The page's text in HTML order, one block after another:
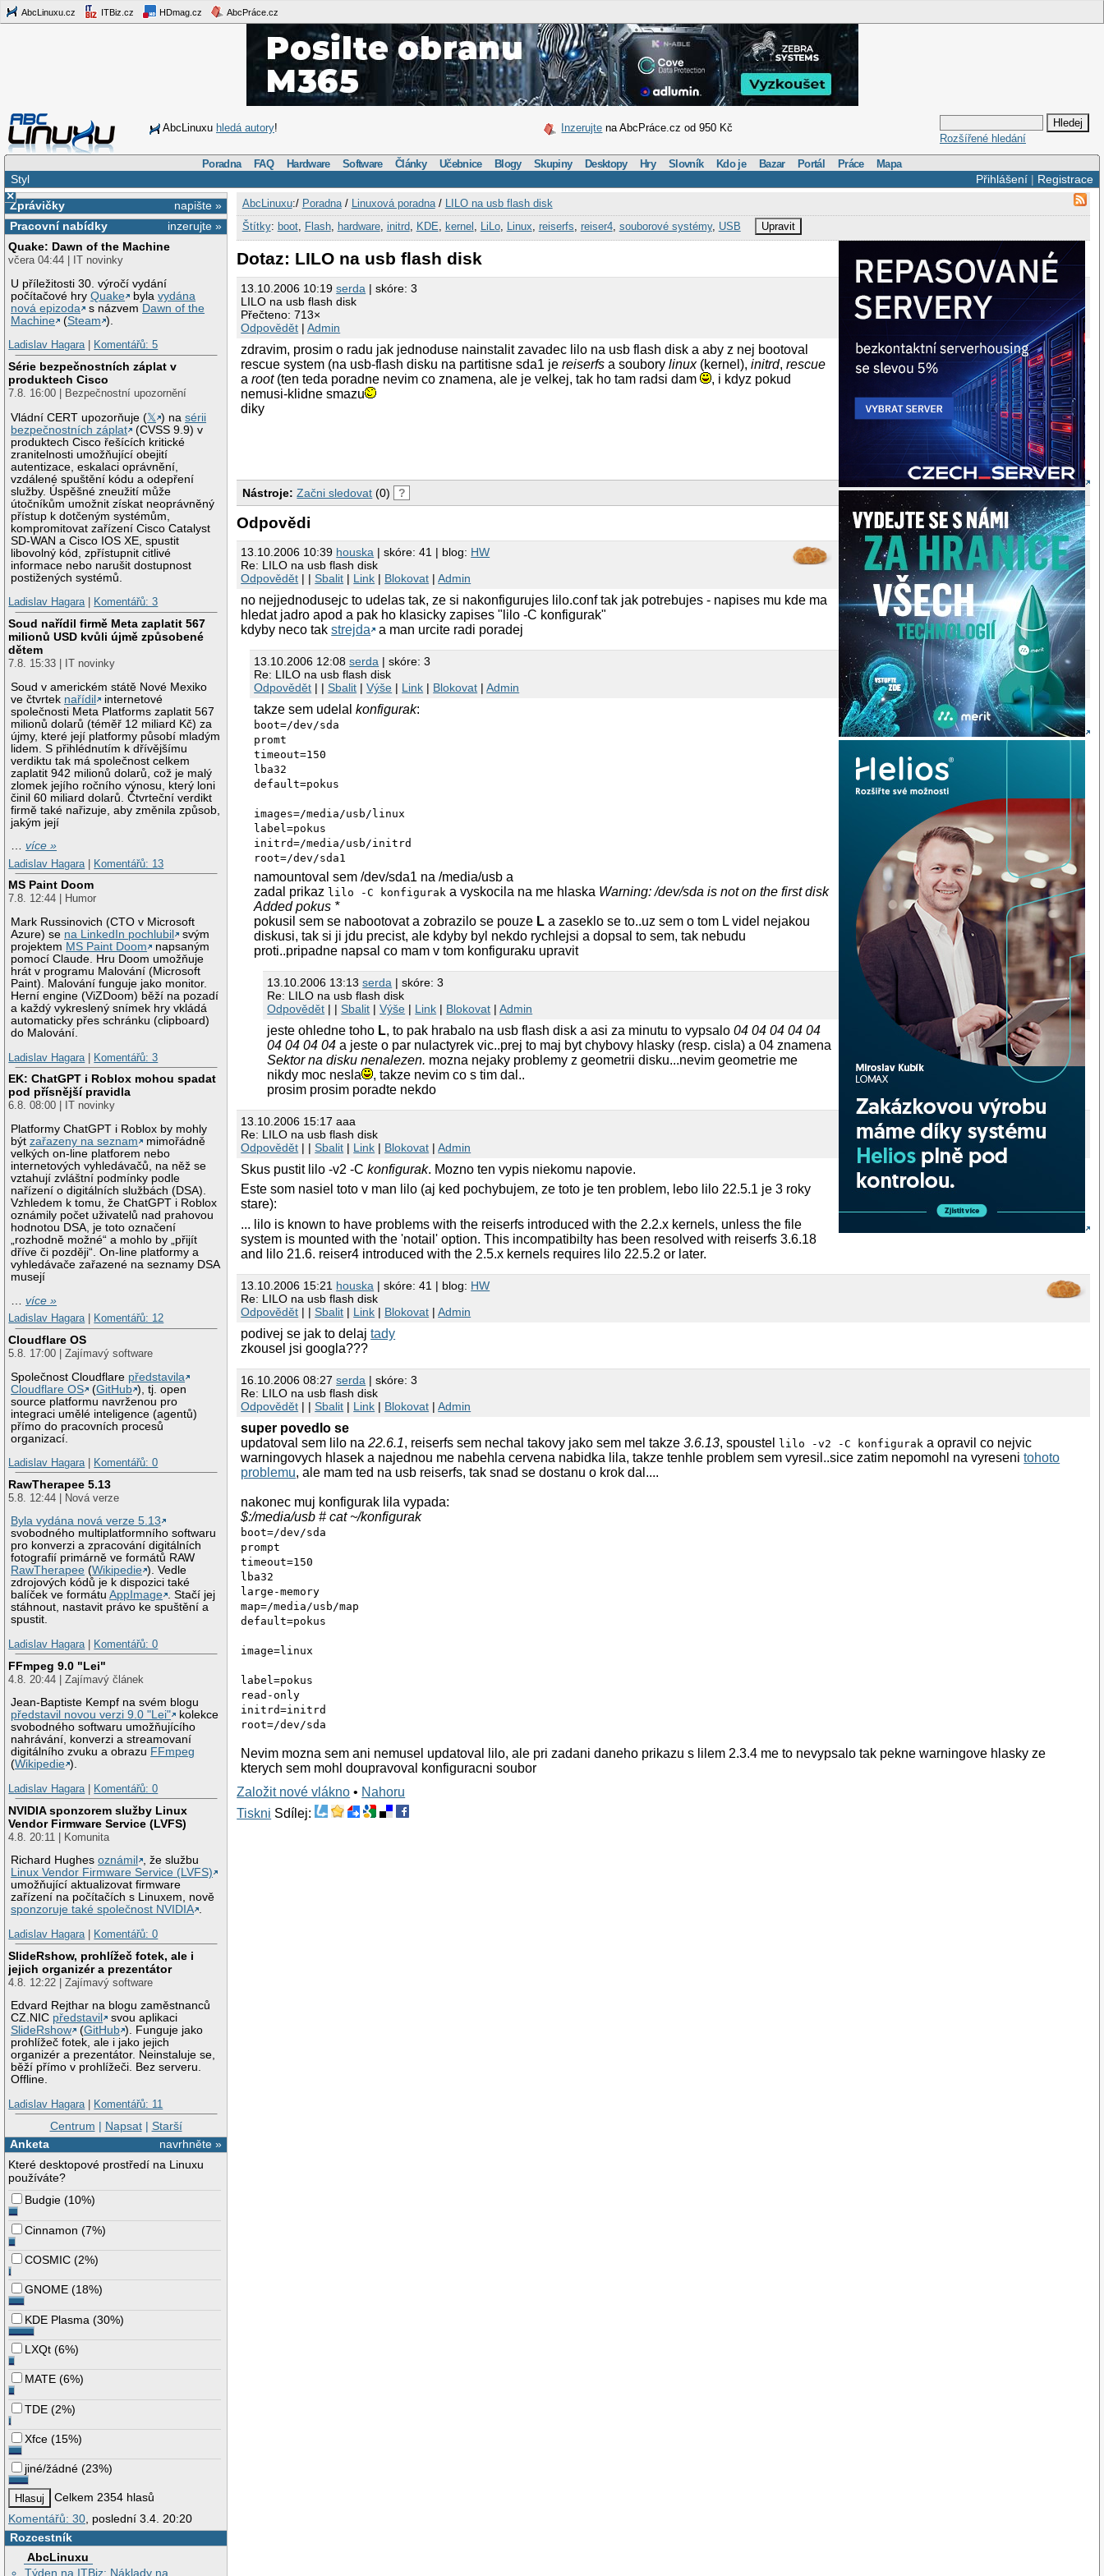
AbcLinuxu.cz ITBiz.cz HDmag.cz AbcPráce.cz
AbcLinuxu hledá autory! Inzerujte na AbcPráce.cz od 950 Kč
Rozšířené hledání
Poradna FAQ Hardware Software Články Učebnice Blogy Skupiny Desktopy Hry Slovník Kdo je Bazar Portál Práce Mapa
Přihlášení| Registrace
Styl
×
napište »
Zprávičky
inzerujte »
Pracovní nabídky
Quake: Dawn of the Machine
včera 04:44 | IT novinky
U příležitosti 30. výročí vydání
počítačové hryQuake bylavydána
nová epizoda
s názvem Dawn of the
Machine
(Steam ).
Ladislav Hagara| Komentářů: 5
Série bezpečnostních záplat v
produktech Cisco
7.8. 16:00 | Bezpečnostní upozornění
Vládní CERT upozorňuje (𝕏 ) nasérii
bezpečnostních záplat
(CVSS 9.9) v
produktech Cisco řešících kritické
zranitelnosti umožňující obejití
autentizace, eskalaci oprávnění,
vzdálené spuštění kódu a odepření
služby. Úspěšné zneužití může
útočníkům umožnit získat neoprávněný
přístup k dotčeným systémům,
kompromitovat zařízení Cisco Catalyst
SD-WAN a Cisco IOS XE, spustit
libovolný kód, zpřístupnit citlivé
informace nebo narušit dostupnost
postižených systémů.
Ladislav Hagara| Komentářů: 3
Soud nařídil firmě Meta zaplatit 567
milionů USD kvůli újmě způsobené
dětem
7.8. 15:33 | IT novinky
Soud v americkém státě Nové Mexiko
ve čtvrtek nařídil
internetové
společnosti Meta Platforms zaplatit 567
milionů dolarů (téměř 12 miliard Kč) za
újmy, které její platformy působí mladým
lidem. S přihlédnutím k dřívějšímu
verdiktu tak má společnost celkem
zaplatit 942 milionů dolarů, což je malý
zlomek jejího ročního výnosu, který loni
činil 60 miliard dolarů. Čtvrteční verdikt
firmě také nařizuje, aby změnila způsob,
jakým její
…více »
Ladislav Hagara
Komentářů: 13
MS Paint Doom
7.8. 12:44 | Humor
Mark Russinovich (CTO v Microsoft
Azure) se na LinkedIn pochlubil
svým
projektem MS Paint Doom
napsaným
pomocí Claude. Hru Doom umožňuje
hrát v programu Malování (Microsoft
Paint). Malování funguje jako monitor.
Herní engine (ViZDoom) běží na pozadí
a každý vykreslený snímek hry vkládá
automaticky přes schránku (clipboard)
do Malování.
Ladislav Hagara
Komentářů: 3
EK: ChatGPT i Roblox mohou spadat
pod přísnější pravidla
6.8. 08:00 | IT novinky
Platformy ChatGPT i Roblox by mohly
býtzařazeny na seznam
mimořádně
velkých on-line platforem nebo
internetových vyhledávačů, na něž se
vztahují zvláštní podmínky podle
nařízení o digitálních službách (DSA).
Vzhledem k tomu, že ChatGPT i Roblox
oznámily počet uživatelů nad prahovou
hodnotou DSA, je toto označení
„rozhodně možné“ a mohlo by „přijít
dříve či později“. On-line platformy a
vyhledávače zařazené na seznamy DSA
musejí
…více »
Ladislav Hagara| Komentářů: 12
Cloudflare OS
5.8. 17:00 | Zajímavý software
Společnost Cloudflare představila
Cloudflare OS
(GitHub ), tj. open
source platformu navrženou pro
integraci umělé inteligence (agentů)
přímo do pracovních procesů
organizací.
Ladislav Hagara| Komentářů: 0
RawTherapee 5.13
5.8. 12:44 | Nová verze
Byla vydána nová verze 5.13
svobodného multiplatformního softwaru
pro konverzi a zpracování digitálních
fotografií primárně ve formátů RAW
RawTherapee (Wikipedie ). Vedle
zdrojových kódů je k dispozici také
balíček ve formátuAppImage . Stačí jej
stáhnout, nastavit právo ke spuštění a
spustit.
Ladislav Hagara| Komentářů: 0
FFmpeg 9.0 "Lei"
4.8. 20:44 | Zajímavý článek
Jean-Baptiste Kempf na svém blogu
představil novou verzi 9.0 "Lei"
kolekce
svobodného softwaru umožňujícího
nahrávání, konverzi a streamovaní
digitálního zvuku a obrazu FFmpeg
(Wikipedie ).
Ladislav Hagara| Komentářů: 0
NVIDIA sponzorem služby Linux
Vendor Firmware Service (LVFS)
4.8. 20:11 | Komunita
Richard Hughesoznámil
, že službu
Linux Vendor Firmware Service (LVFS)
umožňující aktualizovat firmware
zařízení na počítačích s Linuxem, nově
sponzoruje také společnost NVIDIA .
Ladislav Hagara| Komentářů: 0
SlideRshow, prohlížeč fotek, ale i
jejich organizér a prezentátor
4.8. 12:22 | Zajímavý software
Edvard Rejthar na blogu zaměstnanců
CZ.NIC představil
svou aplikaci
SlideRshow
(GitHub ). Funguje jako
prohlížeč fotek, ale i jako jejich
organizér a prezentátor. Neinstaluje se,
běží přímo v prohlížeči. Bez serveru.
Offline.
Ladislav Hagara| Komentářů: 11
Centrum | Napsat| Starší
navrhněte »
Anketa
Které desktopové prostředí na Linuxu
používáte?
Budgie (10%)
Cinnamon (7%)
COSMIC (2%)
GNOME (18%)
KDE Plasma (30%)
LXQt (6%)
MATE (6%)
TDE (2%)
Xfce (15%)
jiné/žádné (23%)
Celkem 2354 hlasů
Komentářů: 30 , poslední 3.4. 20:20
Rozcestník
AbcLinuxu
Týden na ITBiz: Náklady na
AbcLinuxu:/ Poradna/ Linuxová poradna/ LILO na usb flash disk
Štítky: boot, Flash, hardware, initrd, KDE kernel LiLo, Linux reiserfs reiser4, souborové systémy, USB Upravit
Dotaz: LILO na usb flash disk
13.10.2006 10:19serda | skóre: 3
LILO na usb flash disk
Přečteno: 713×
Odpovědět |Admin
zdravim, prosim o radu jak jednoduse nainstalit zavadec lilo na usb flash disk a aby z nej bootoval
rescue system (na usb-flash disku na partitisne sda1 jereiserfs a souborylinux(kernel),initrd,rescue
aroot (ten teda poradne nevim co znamena, ale je velkej, tak ho tam radsi dam
, i kdyz pokud
nemusi-klidne smazu
diky
Nástroje: Začni sledovat (0) ?
Odpovědi
13.10.2006 10:39 houska | skóre: 41 | blog: HW
Re: LILO na usb flash disk
Odpovědět | |Sbalit | Link | Blokovat |Admin
no nejjednodusejc to udelas tak, ze si nakonfigurujes lilo.conf tak jak potrebujes - napises mu kde ma
hledat jadro apod a pak ho klasicky zapises "lilo -C konfigurak"
kdyby neco takstrejda a man urcite radi poradej
13.10.2006 12:08serda | skóre: 3
Re: LILO na usb flash disk
Odpovědět | |Sbalit |Výše | Link | Blokovat |Admin
takze sem udelalkonfigurak:
boot=/dev/sda
promt
timeout=150
lba32
default=pokus
images=/media/usb/linux
label=pokus
initrd=/media/usb/initrd
root=/dev/sda1
namountoval sem /dev/sda1 na /media/usb a
zadal prikaz lilo -C konfigurak a vyskocila na me hlaska Warning: /dev/sda is not on the first disk
Added pokus *
pokusil sem se nabootovat a zobrazilo se pouze L a zaseklo se to..uz sem o tom L videl nejakou
diskusi, tak si ji jdu precist, ale kdyby byl nekdo rychlejsi a dopsal to sem, tak nebudu
proti..pripadne napsal co mam v tom konfiguraku upravit
13.10.2006 13:13serda | skóre: 3
Re: LILO na usb flash disk
Odpovědět | |Sbalit |Výše | Link | Blokovat |Admin
jeste ohledne toho L, to pak hrabalo na usb flash disk a asi za minutu to vypsalo04 04 04 04 04
04 04 04 04 a jeste o par nulactyrek vic..prej to maj byt chybovy hlasky (resp. cisla) a 04 znamena
Sektor na disku nenalezen. mozna nejaky problemy z geometrii disku...nevim geometrie me
nikdy moc nesla
, takze nevim co s tim dal..
prosim prosim poradte nekdo
13.10.2006 15:17 aaa
Re: LILO na usb flash disk
Odpovědět | |Sbalit | Link | Blokovat |Admin
Skus pustit lilo -v2 -Ckonfigurak. Mozno ten vypis niekomu napovie.
Este som nasiel toto v man lilo (aj ked pochybujem, ze toto je ten problem, lebo lilo 22.5.1 je 3 roky
stare):
... lilo is known to have problems with the reiserfs introduced with the 2.2.x kernels, unless the file
system is mounted with the 'notail' option. This incompatibilty has been resolved with reiserfs 3.6.18
and lilo 21.6. reiser4 introduced with the 2.5.x kernels requires lilo 22.5.2 or later.
13.10.2006 15:21 houska | skóre: 41 | blog: HW
Re: LILO na usb flash disk
Odpovědět | |Sbalit | Link | Blokovat |Admin
podivej se jak to delajtady
zkousel jsi googla???
16.10.2006 08:27serda | skóre: 3
Re: LILO na usb flash disk
Odpovědět | |Sbalit | Link | Blokovat |Admin
super povedlo se
updatoval sem lilo na22.6.1, reiserfs sem nechal takovy jako sem mel takze3.6.13, spoustel lilo -v2 -C konfigurak a opravil co nejvic
warningovych hlasek a najednou me nabehla cervena nabidka lila, takze tenhle problem sem vyresil..sice zatim nepomohl na vyresenitohoto
problemu, ale mam ted na usb reiserfs, tak snad se dostanu o krok dal....
nakonec muj konfigurak lila vypada:
$:/media/usb # cat ~/konfigurak
boot=/dev/sda
prompt
timeout=150
lba32
large-memory
map=/media/usb/map
default=pokus
image=linux
label=pokus
read-only
initrd=initrd
root=/dev/sda
Nevim mozna sem ani nemusel updatoval lilo, ale pri zadani daneho prikazu s lilem 2.3.4 me to nevypsalo tak pekne warningove hlasky ze
kterych sem mohl doupravoval konfiguracni soubor
Založit nové vlákno • Nahoru
Tiskni Sdílej: